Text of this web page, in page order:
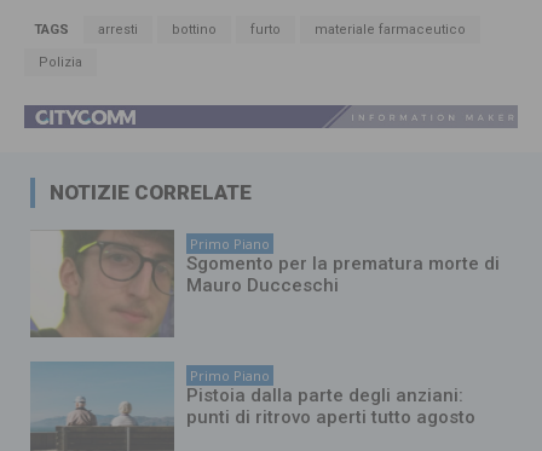
TAGS arresti bottino furto materiale farmaceutico
Polizia
NOTIZIE CORRELATE
Primo Piano
Sgomento per la prematura morte di
Mauro Ducceschi
Primo Piano
Pistoia dalla parte degli anziani:
punti di ritrovo aperti tutto agosto